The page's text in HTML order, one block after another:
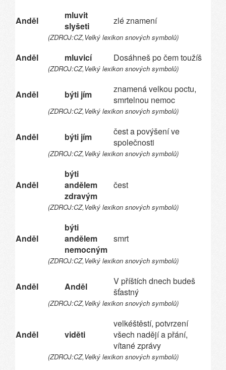
Anděl
mluvit
slyšeti
zlé znamení
(ZDROJ:CZ,Velký lexikon snových symbolů)
Anděl mluvicí Dosáhneš po čem toužíš
(ZDROJ:CZ,Velký lexikon snových symbolů)
Anděl býti jím
znamená velkou poctu,
smrtelnou nemoc
(ZDROJ:CZ,Velký lexikon snových symbolů)
Anděl býti jím
čest a povýšení ve
společnosti
(ZDROJ:CZ,Velký lexikon snových symbolů)
Anděl
býti
andělem
zdravým
čest
(ZDROJ:CZ,Velký lexikon snových symbolů)
Anděl
býti
andělem
nemocným
smrt
(ZDROJ:CZ,Velký lexikon snových symbolů)
Anděl Anděl
V příštích dnech budeš
šťastný
(ZDROJ:CZ,Velký lexikon snových symbolů)
Anděl viděti
velkéštěstí, potvrzení
všech nadějí a přání,
vítané zprávy
(ZDROJ:CZ,Velký lexikon snových symbolů)